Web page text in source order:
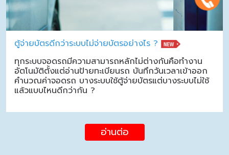
ตู้จ่ายบัตรดีกว่าระบบไม่จ่ายบัตรอย่างไร ?
ทุกระบบจอดรถมีความสามารถหลักไม่ต่างกันคือทำงาน
อัตโนมัติตั้งแต่อ่านป้ายทะเบียนรถ บันทึกวันเวลาเข้าออก
คำนวณค่าจอดรถ บางระบบใช้ตู้จ่ายบัตรแต่บางระบบไม่ใช้
แล้วแบบไหนดีกว่ากัน ?
อ่านต่อ